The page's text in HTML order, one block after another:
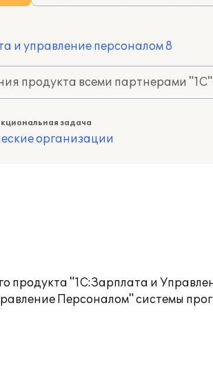
и управление персоналом 8
продукта всеми партнерами "1С"
задача
организации
продукта "1С:Зарплата и
Персоналом" системы